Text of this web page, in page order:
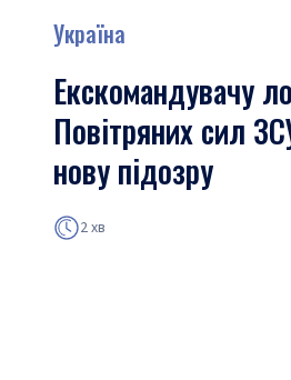
Україна
Екскомандувачу
Повітряних сил
нову підозру
2 хв